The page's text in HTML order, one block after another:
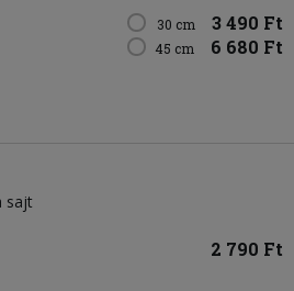
30 cm 3 490 Ft
45 cm 6 680 Ft
sajt
2 790 Ft